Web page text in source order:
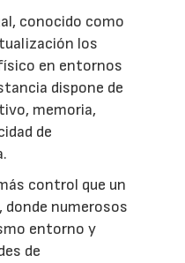
conocido como
los
en entornos
dispone de
memoria,
de
control que un
numerosos
entorno y
de